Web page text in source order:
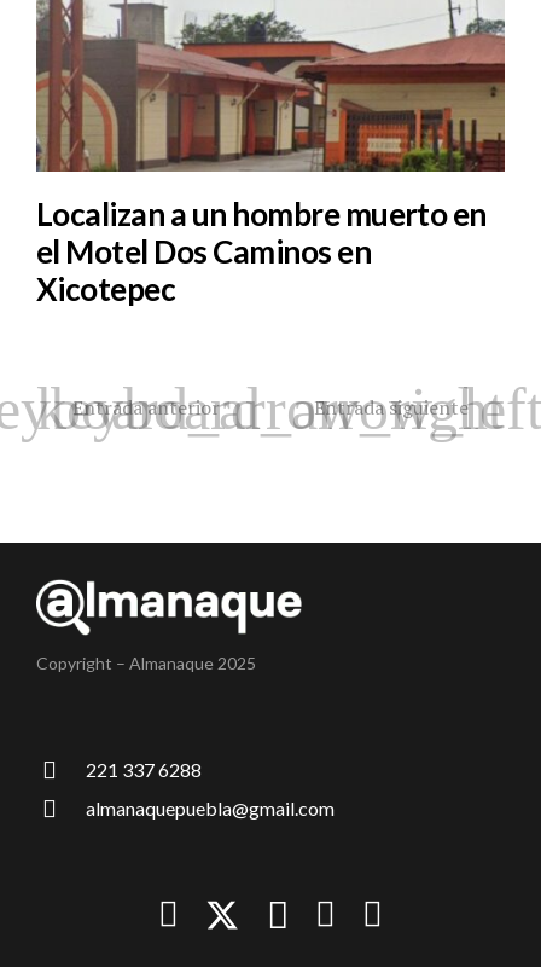
Localizan a un hombre muerto en
el Motel Dos Caminos en
Xicotepec
Entrada anterior Entrada siguiente
Copyright – Almanaque 2025
221 337 6288
almanaquepuebla@gmail.com